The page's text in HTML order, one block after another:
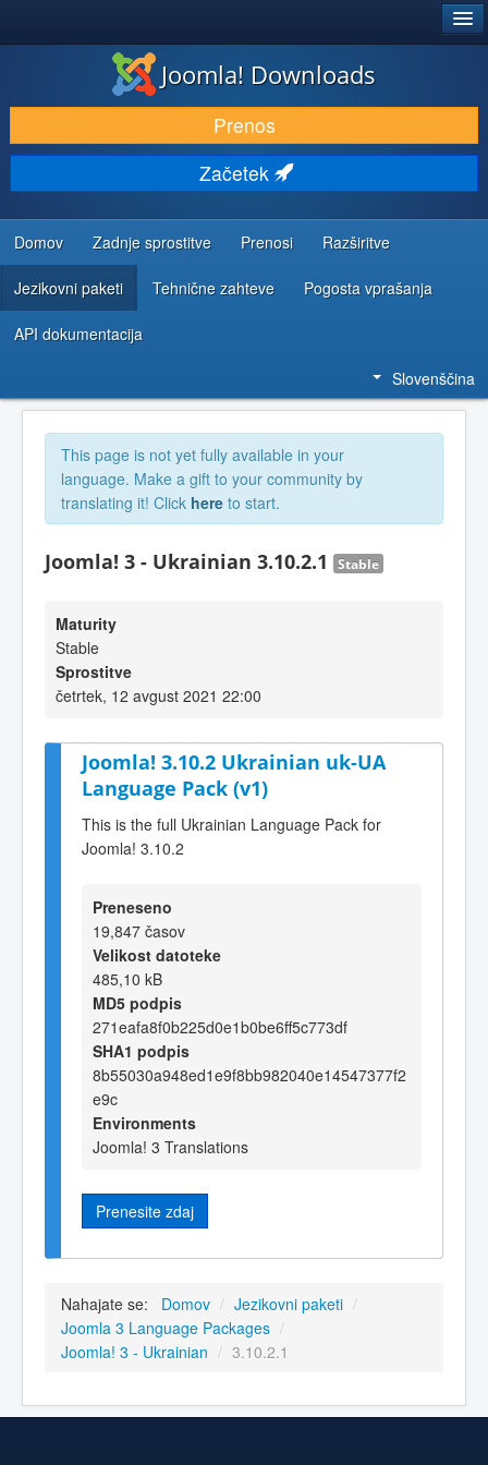
PRENESI IN RAZŠIRI
ODKRIJTE & IZVEJTE
SKUPNOST IN PODPORA
VIRI ZA RAZVIJALCE
Joomla! Downloads
Prenos
Začetek
Domov Zadnje sprostitve Prenosi Razširitve
Jezikovni paketi Tehnične zahteve Pogosta vprašanja
API dokumentacija
Slovenščina
This page is not yet fully available in your
language. Make a gift to your community by
translating it! Click here to start.
Joomla! 3 - Ukrainian 3.10.2.1 Stable
Maturity
Stable
Sprostitve
četrtek, 12 avgust 2021 22:00
Joomla! 3.10.2 Ukrainian uk-UA
Language Pack (v1)
This is the full Ukrainian Language Pack for
Joomla! 3.10.2
Preneseno
19,847 časov
Velikost datoteke
485,10 kB
MD5 podpis
271eafa8f0b225d0e1b0be6ff5c773df
SHA1 podpis
8b55030a948ed1e9f8bb982040e14547377f2
e9c
Environments
Joomla! 3 Translations
Prenesite zdaj
Nahajate se: Domov / Jezikovni paketi /
Joomla 3 Language Packages /
Joomla! 3 - Ukrainian / 3.10.2.1